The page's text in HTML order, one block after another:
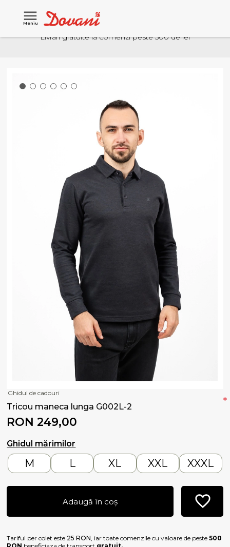
Meniu
Livrari gratuite la comenzi peste 500 de lei
Ghidul de cadouri
Tricou maneca lunga G002L-2
RON 249,00
Ghidul mărimilor
*
M L XL XXL XXXL
Adaugă în coș
Tariful per colet este 25 RON, iar toate comenzile cu valoare de peste500